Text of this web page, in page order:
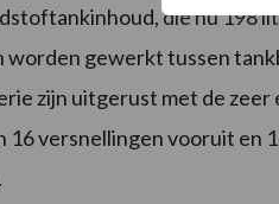
die nu 198
worden gewerkt tussen
zijn uitgerust met de
16 versnellingen vooruit en